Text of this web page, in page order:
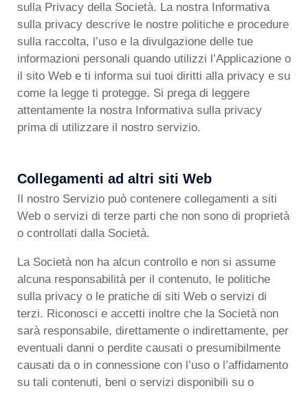
sulla Privacy della Società. La nostra Informativa
sulla privacy descrive le nostre politiche e procedure
sulla raccolta, l’uso e la divulgazione delle tue
informazioni personali quando utilizzi l’Applicazione o
il sito Web e ti informa sui tuoi diritti alla privacy e su
come la legge ti protegge. Si prega di leggere
attentamente la nostra Informativa sulla privacy
prima di utilizzare il nostro servizio.
Collegamenti ad altri siti Web
Il nostro Servizio può contenere collegamenti a siti
Web o servizi di terze parti che non sono di proprietà
o controllati dalla Società.
La Società non ha alcun controllo e non si assume
alcuna responsabilità per il contenuto, le politiche
sulla privacy o le pratiche di siti Web o servizi di
terzi. Riconosci e accetti inoltre che la Società non
sarà responsabile, direttamente o indirettamente, per
eventuali danni o perdite causati o presumibilmente
causati da o in connessione con l’uso o l’affidamento
su tali contenuti, beni o servizi disponibili su o